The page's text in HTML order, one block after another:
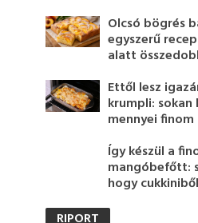
Olcsó bögrés
egyszerű
alatt
Ettől lesz
krumpli:
mennyei
Így készül a
mangóbefőtt:
hogy
RIPORT